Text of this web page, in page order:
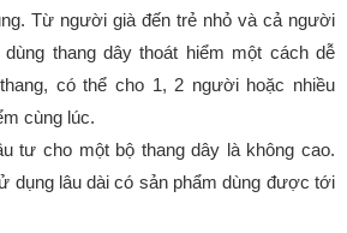
Từ người già đến trẻ nhỏ và cả người
thang dây thoát hiểm một cách dễ
có thể cho 1, 2 người hoặc nhiều
cùng lúc.
tư cho một bộ thang dây là không cao.
dụng lâu dài có sản phẩm dùng được tới